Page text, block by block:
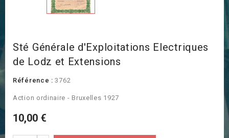
Sté Générale d'Exploitations Electriques
de Lodz et Extensions
Référence : 3762
Action ordinaire - Bruxelles 1927
10,00 €